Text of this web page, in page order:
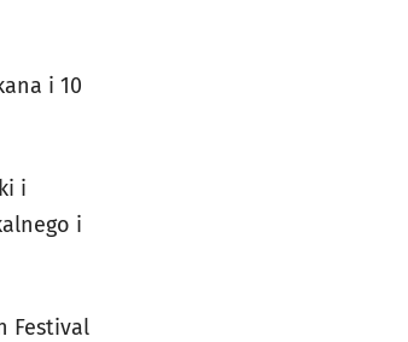
i 10
i
i
Festival